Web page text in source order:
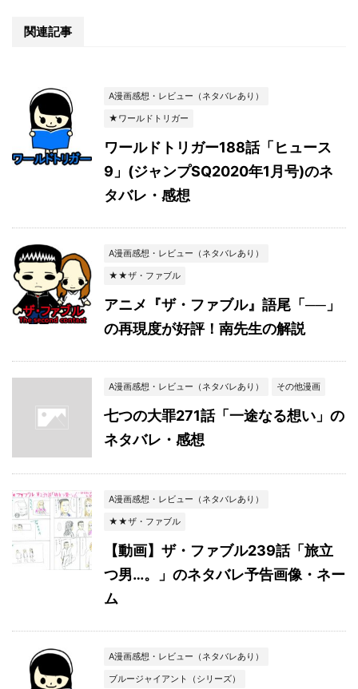
関連記事
A漫画感想・レビュー（ネタバレあり）
★ワールドトリガー
ワールドトリガー188話「ヒュース
9」(ジャンプSQ2020年1月号)のネ
タバレ・感想
A漫画感想・レビュー（ネタバレあり）
★★ザ・ファブル
アニメ『ザ・ファブル』語尾「──」
の再現度が好評！南先生の解説
A漫画感想・レビュー（ネタバレあり） その他漫画
七つの大罪271話「一途なる想い」の
ネタバレ・感想
A漫画感想・レビュー（ネタバレあり）
★★ザ・ファブル
【動画】ザ・ファブル239話「旅立
つ男…。」のネタバレ予告画像・ネー
ム
A漫画感想・レビュー（ネタバレあり）
ブルージャイアント（シリーズ）